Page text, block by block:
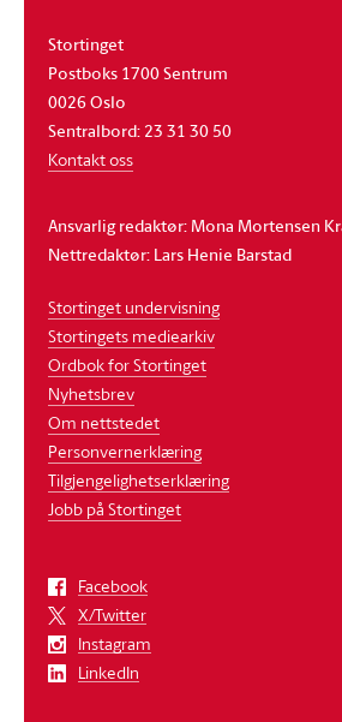
Stortinget
Postboks 1700 Sentrum
0026 Oslo
Sentralbord: 23 31 30 50
Kontakt oss
Ansvarlig redaktør: Mona Mortensen
Nettredaktør: Lars Henie Barstad
Stortinget undervisning
Stortingets mediearkiv
Ordbok for Stortinget
Nyhetsbrev
Om nettstedet
Personvernerklæring
Tilgjengelighetserklæring
Jobb på Stortinget
Facebook
X/Twitter
Instagram
LinkedIn